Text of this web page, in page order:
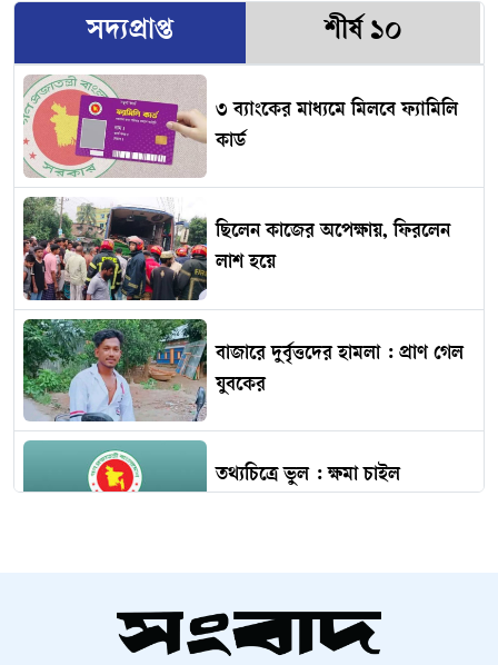
সদ্যপ্রাপ্ত শীর্ষ ১০
৩ ব্যাংকের মাধ্যমে মিলবে ফ্যামিলি
কার্ড
ছিলেন কাজের অপেক্ষায়, ফিরলেন
লাশ হয়ে
বাজারে দুর্বৃত্তদের হামলা : প্রাণ গেল
যুবকের
তথ্যচিত্রে ভুল : ক্ষমা চাইল
তালিকা প্রকাশ